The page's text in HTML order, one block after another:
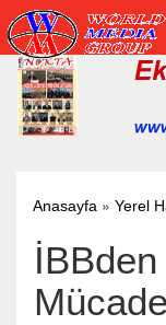
Anasayfa » Yerel